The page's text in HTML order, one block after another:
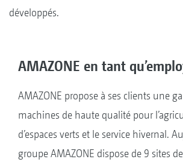
développés.
AMAZONE en tant
AMAZONE propose à ses clients une
machines de haute qualité pour
d’espaces verts et le service hivernal.
groupe AMAZONE dispose de 9 sites